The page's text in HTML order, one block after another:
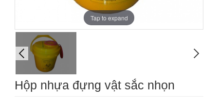
Tap to expand
Hộp nhựa đựng vật sắc nhọn